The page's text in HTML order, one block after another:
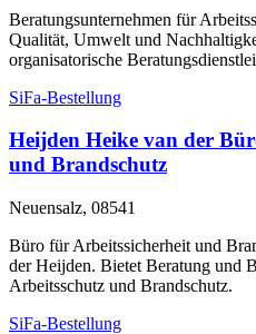
Beratungsunternehmen für
Qualität, Umwelt und
organisatorische
SiFa-Bestellung
Heijden Heike van der
und Brandschutz
Neuensalz, 08541
Büro für Arbeitssicherheit und
der Heijden. Bietet Beratung und
Arbeitsschutz und Brandschutz.
SiFa-Bestellung